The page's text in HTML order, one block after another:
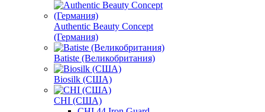
Authentic Beauty Concept
(Германия)
Batiste (Великобритания)
Biosilk (США)
CHI (США)